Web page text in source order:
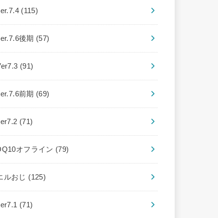
(115)
後期 (57)
(91)
前期 (69)
(71)
オフライン (79)
ルおじ (125)
(71)